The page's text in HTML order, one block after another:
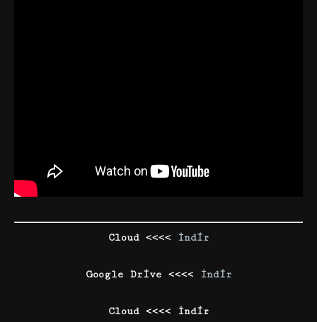
Cloud <<<< İndir
Google Drive <<<< İndir
Cloud <<<< İndir